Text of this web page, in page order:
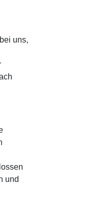
uns,
und